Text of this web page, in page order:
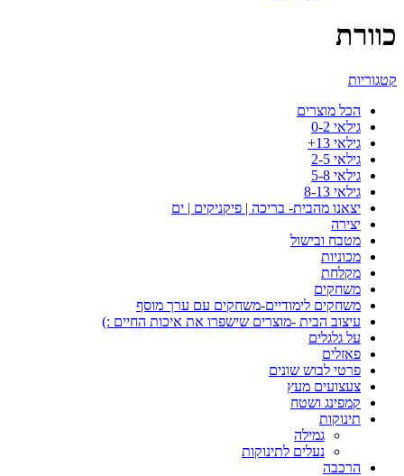
כוורת
קטגוריות
הכל מוצרים
גילאי 0-2
גילאי 13+
גילאי 2-5
גילאי 5-8
גילאי 8-13
יצאנו מהבית- בריכה | פיקניקים | ים
יצירה
מטבח ובישול
מכוניות
מקלחת
משחקים
משחקים לימודיים-משחקים עם ערך מוסף
עיצוב הבית -מוצרים שישפרו את איכות החיים :)
על גלגלים
פאזלים
פרטי לבוש שונים
צעצועים מעץ
קמפינג ושטח
תינוקות
גמילה
נעלים לתינוקות
הרכבה